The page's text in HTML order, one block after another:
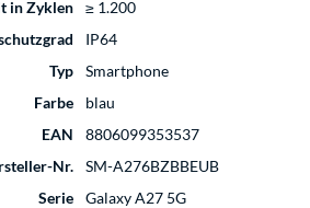
in Zyklen
≥ 1.200
IP64
Typ
Smartphone
Farbe
blau
EAN
8806099353537
Nr.
SM-A276BZBBEUB
Serie
Galaxy A27 5G